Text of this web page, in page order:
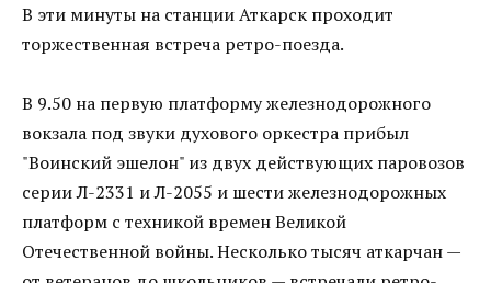
В эти минуты на станции Аткарск проходит
торжественная встреча ретро-поезда.
В 9.50 на первую платформу железнодорожного
вокзала под звуки духового оркестра прибыл
"Воинский эшелон" из двух действующих паровозов
серии Л-2331 и Л-2055 и шести железнодорожных
платформ с техникой времен Великой
Отечественной войны. Несколько тысяч аткарчан —